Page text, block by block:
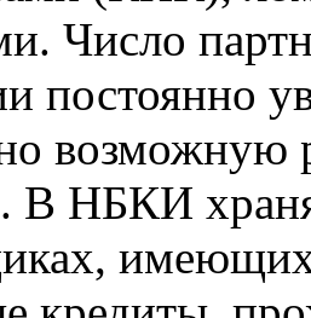
Число
постоянно
возможную
НБКИ